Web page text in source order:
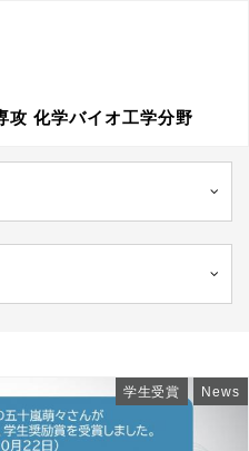
攻 化学バイオ工学分野
学生受賞 News